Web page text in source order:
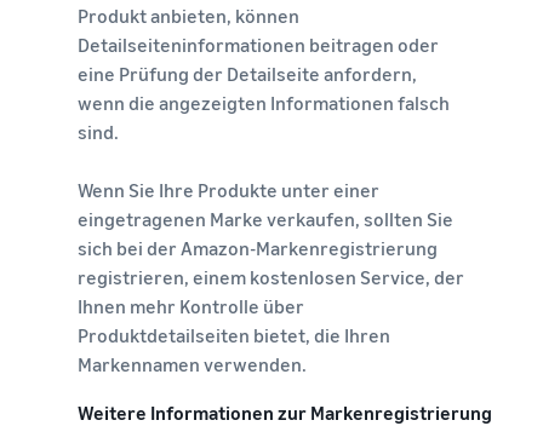
Produkt anbieten, können
Detailseiteninformationen beitragen oder
eine Prüfung der Detailseite anfordern,
wenn die angezeigten Informationen falsch
sind.
Wenn Sie Ihre Produkte unter einer
eingetragenen Marke verkaufen, sollten Sie
sich bei der Amazon-Markenregistrierung
registrieren, einem kostenlosen Service, der
Ihnen mehr Kontrolle über
Produktdetailseiten bietet, die Ihren
Markennamen verwenden.
Weitere Informationen zur Markenregistrierung